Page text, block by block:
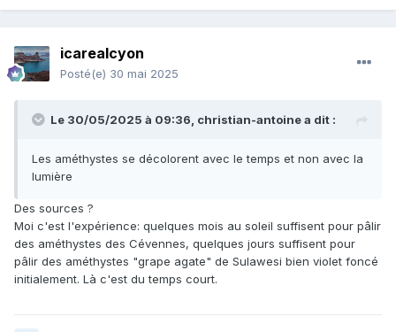
icarealcyon
Posté(e) 30 mai 2025
Le 30/05/2025 à 09:36, christian-antoinea dit :
Les améthystes se décolorent avec le temps et non avec la
lumière
Des sources ?
Moi c'est l'expérience: quelques mois au soleil suffisent pour pâlir
des améthystes des Cévennes, quelques jours suffisent pour
pâlir des améthystes "grape agate" de Sulawesi bien violet foncé
initialement. Là c'est du temps court.